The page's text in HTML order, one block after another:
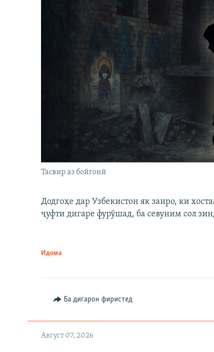
Тасвир аз бойгонӣ
Додгоҳе дар Узбекистон як занро, ки
ҷуфти дигаре фурӯшад, ба севуним сол
Идома
Ба дигарон фиристед
Август 07, 2026